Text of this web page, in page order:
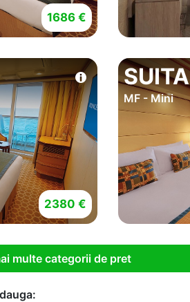
1686 €
2380 €
SUITA
MF - Mini
multe categorii de pret